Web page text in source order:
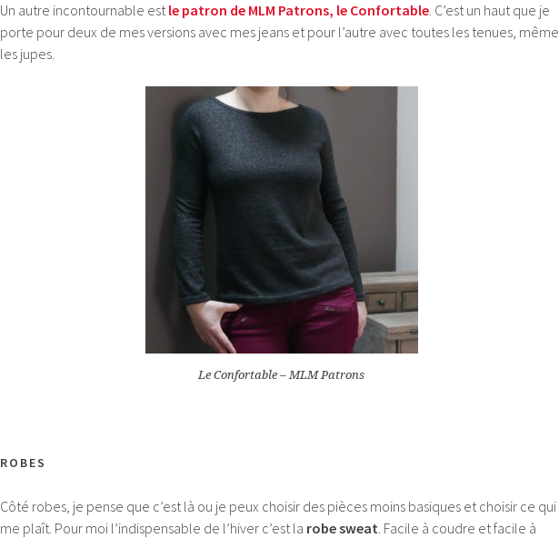
Un autre incontournable estle patron de MLM Patrons, le Confortable. C’est un haut que je
porte pour deux de mes versions avec mes jeans et pour l’autre avec toutes les tenues, même
les jupes.
Le Confortable – MLM Patrons
ROBES
Côté robes, je pense que c’est là ou je peux choisir des pièces moins basiques et choisir ce qui
me plaît. Pour moi l’indispensable de l’hiver c’est la robe sweat. Facile à coudre et facile à